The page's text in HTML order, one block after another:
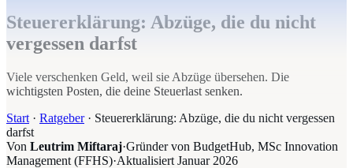
Steuererklärung: Abzüge, die du nicht
vergessen darfst
Viele verschenken Geld, weil sie Abzüge übersehen. Die
wichtigsten Posten, die deine Steuerlast senken.
Start · Ratgeber· Steuererklärung: Abzüge, die du nicht vergessen
darfst
Von Leutrim Miftaraj·Gründer von BudgetHub, MSc Innovation
Management (FFHS)·Aktualisiert Januar 2026